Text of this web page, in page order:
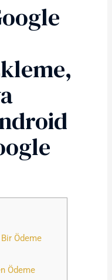
Ödeme
Ödeme